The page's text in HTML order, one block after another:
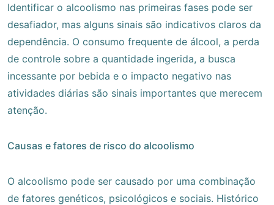
Identificar o alcoolismo nas primeiras fases pode ser
desafiador, mas alguns sinais são indicativos claros da
dependência. O consumo frequente de álcool, a perda
de controle sobre a quantidade ingerida, a busca
incessante por bebida e o impacto negativo nas
atividades diárias são sinais importantes que merecem
atenção.
Causas e fatores de risco do alcoolismo
O alcoolismo pode ser causado por uma combinação
de fatores genéticos, psicológicos e sociais. Histórico